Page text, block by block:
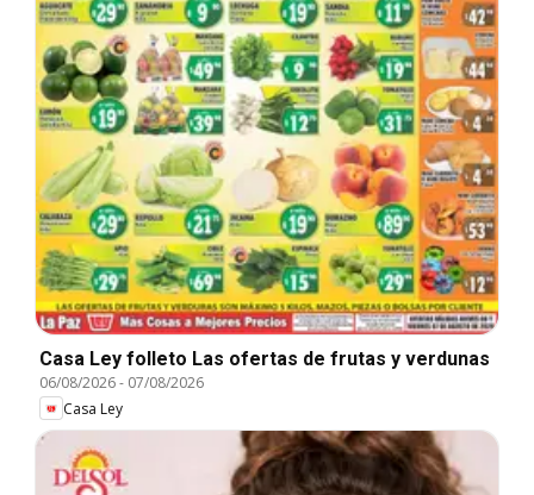
Casa Ley folleto Las ofertas de frutas y verdunas
06/08/2026- 07/08/2026
Casa Ley